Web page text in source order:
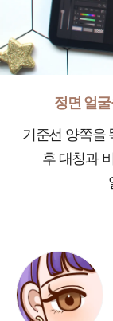
정면 얼
기준선 양쪽을
후 대칭과